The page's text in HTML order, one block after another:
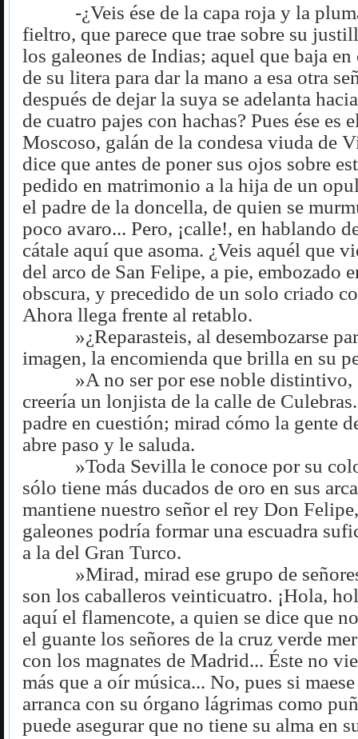
-¿Veis ése de la capa roja y la
fieltro, que parece que trae sobre su
los galeones de Indias; aquel que baja en
de su litera para dar la mano a esa otra
después de dejar la suya se adelanta
de cuatro pajes con hachas? Pues ése es
Moscoso, galán de la condesa viuda de
dice que antes de poner sus ojos sobre
pedido en matrimonio a la hija de un
el padre de la doncella, de quien se
poco avaro... Pero, ¡calle!, en hablando
cátale aquí que asoma. ¿Veis aquél que
del arco de San Felipe, a pie, embozado
obscura, y precedido de un solo criado
Ahora llega frente al retablo.
»¿Reparasteis, al desembozarse
imagen, la encomienda que brilla en su
»A no ser por ese noble distintivo,
creería un lonjista de la calle de
padre en cuestión; mirad cómo la gente
abre paso y le saluda.
»Toda Sevilla le conoce por su
sólo tiene más ducados de oro en sus
mantiene nuestro señor el rey Don
galeones podría formar una escuadra
a la del Gran Turco.
»Mirad, mirad ese grupo de
son los caballeros veinticuatro. ¡Hola,
aquí el flamencote, a quien se dice que
el guante los señores de la cruz verde
con los magnates de Madrid... Éste no
más que a oír música... No, pues si
arranca con su órgano lágrimas como
puede asegurar que no tiene su alma en